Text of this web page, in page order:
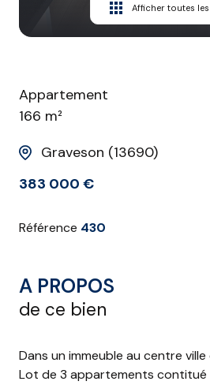
Afficher toutes
Appartement
166 m²
Graveson (13690)
383 000 €
Référence 430
A PROPOS
de ce bien
Dans un immeuble au centre
Lot de 3 appartements contitué